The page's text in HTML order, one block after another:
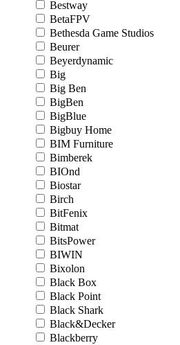
Bestway
BetaFPV
Bethesda Game Studios
Beurer
Beyerdynamic
Big
Big Ben
BigBen
BigBlue
Bigbuy Home
BIM Furniture
Bimberek
BIOnd
Biostar
Birch
BitFenix
Bitmat
BitsPower
BIWIN
Bixolon
Black Box
Black Point
Black Shark
Black&Decker
Blackberry